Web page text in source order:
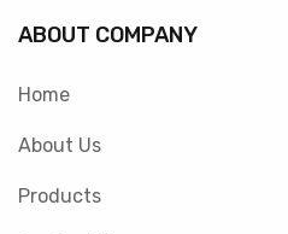
ABOUT COMPANY
Home
About Us
Products